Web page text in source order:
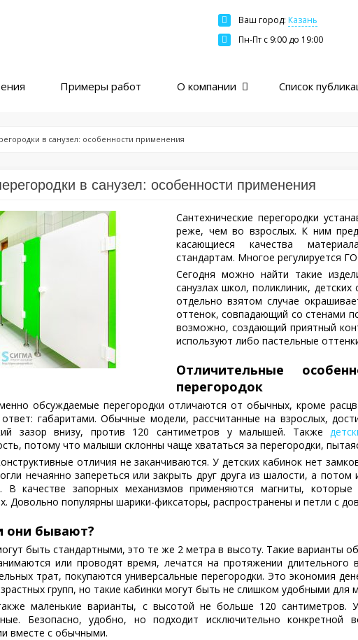
Ваш город: Казань
Москва
Санкт-Петербург
Екатеринбург
Ярославль
Пермь
Самара
Пн-Пт c 9:00 до 19:00
Примеры работ О компании Список
в санузел: особенности применения
в санузел: особенности применения
Сантехнические перегородки
реже, чем во взрослых. К ним
касающиеся качества
стандартам. Многое регулируется
Сегодня можно найти такие
санузлах школ, поликлиник,
отдельно взятом случае
оттенок, совпадающий со стенами
возможно, создающий приятный
используют либо пастельные
Отличительные
перегородок
обсуждаемые перегородки отличаются от обычных, кроме
ответ: габаритами. Обычные модели, рассчитанные на взрослых,
зазор внизу, против 120 сантиметров у малышей. Также
потому что малыши склонны чаще хвататься за перегородки,
отличия не заканчиваются. У детских кабинок нет
нечаянно запереться или закрыть друг друга из шалости, а потом
В качестве запорных механизмов применяются магниты,
Довольно популярны шарики-фиксаторы, распространены и петли с
они бывают?
быть стандартными, это те же 2 метра в высоту. Такие варианты
или проводят время, лечатся на протяжении
трат, покупаются универсальные перегородки. Это экономия
групп, но такие кабинки могут быть не слишком удобными для
маленькие варианты, с высотой не больше 120 сантиметров.
Безопасно, удобно, но подходит исключительно конкретной
вместе с обычными.